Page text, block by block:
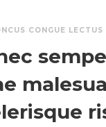
CONGUE LECTUS